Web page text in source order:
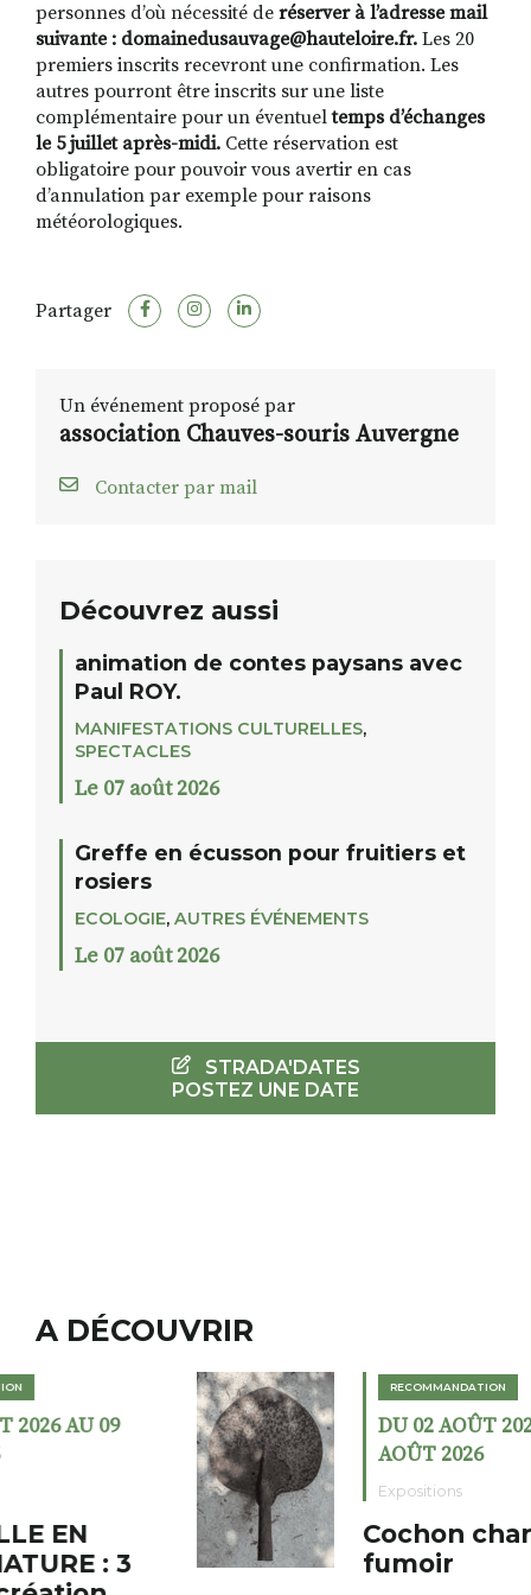
personnes d’où nécessité de réserver à l’adresse mail
suivante : domainedusauvage@hauteloire.fr. Les 20
premiers inscrits recevront une confirmation. Les
autres pourront être inscrits sur une liste
complémentaire pour un éventueltemps d’échanges
le 5 juillet après-midi. Cette réservation est
obligatoire pour pouvoir vous avertir en cas
d’annulation par exemple pour raisons
météorologiques.
Partager
Un événement proposé par
association Chauves-souris Auvergne
Contacter par mail
Découvrez aussi
animation de contes paysans avec
Paul ROY.
MANIFESTATIONS CULTURELLES,
SPECTACLES
Le 07 août 2026
Greffe en écusson pour fruitiers et
rosiers
ECOLOGIE, AUTRES ÉVÉNEMENTS
Le 07 août 2026
STRADA'DATES
POSTEZ UNE DATE
A DÉCOUVRIR
RECOMMANDATION
DU 02 AOÛT 2026 AU 23
AOÛT 2026
Expositions
Cochon charbon au
fumoir